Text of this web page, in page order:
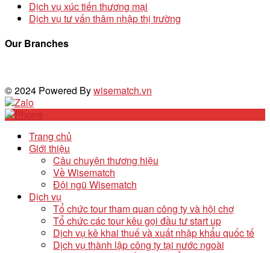
Dịch vụ xúc tiến thương mại
Dịch vụ tư vấn thâm nhập thị trường
Our Branches
© 2024 Powered Bywisematch.vn
Trang chủ
Giới thiệu
Câu chuyện thương hiệu
Về Wisematch
Đội ngũ Wisematch
Dịch vụ
Tổ chức tour tham quan công ty và hội chợ
Tổ chức các tour kêu gọi đầu tư start up
Dịch vụ kê khai thuế và xuất nhập khẩu quốc tế
Dịch vụ thành lập công ty tại nước ngoài